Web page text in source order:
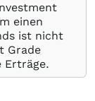
einen
ist nicht
Grade
Erträge.